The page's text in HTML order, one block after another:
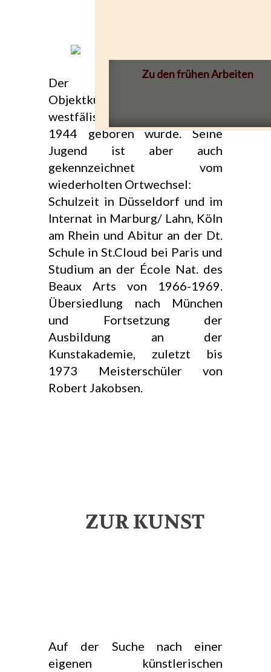
Zu den frühen Arbeiten
Der Bildhauer und
Objektkünstler kommt aus dem
westfälischen Hagen, wo er
1944 geboren wurde. Seine
Jugend ist aber auch
gekennzeichnet vom
wiederholten Ortwechsel:
Schulzeit in Düsseldorf und im
Internat in Marburg/ Lahn, Köln
am Rhein und Abitur an der Dt.
Schule in St.Cloud bei Paris und
Studium an der École Nat. des
Beaux Arts von 1966-1969.
Übersiedlung nach München
und Fortsetzung der
Ausbildung an der
Kunstakademie, zuletzt bis
1973 Meisterschüler von
Robert Jakobsen.
ZUR KUNST
Auf der Suche nach einer
eigenen künstlerischen